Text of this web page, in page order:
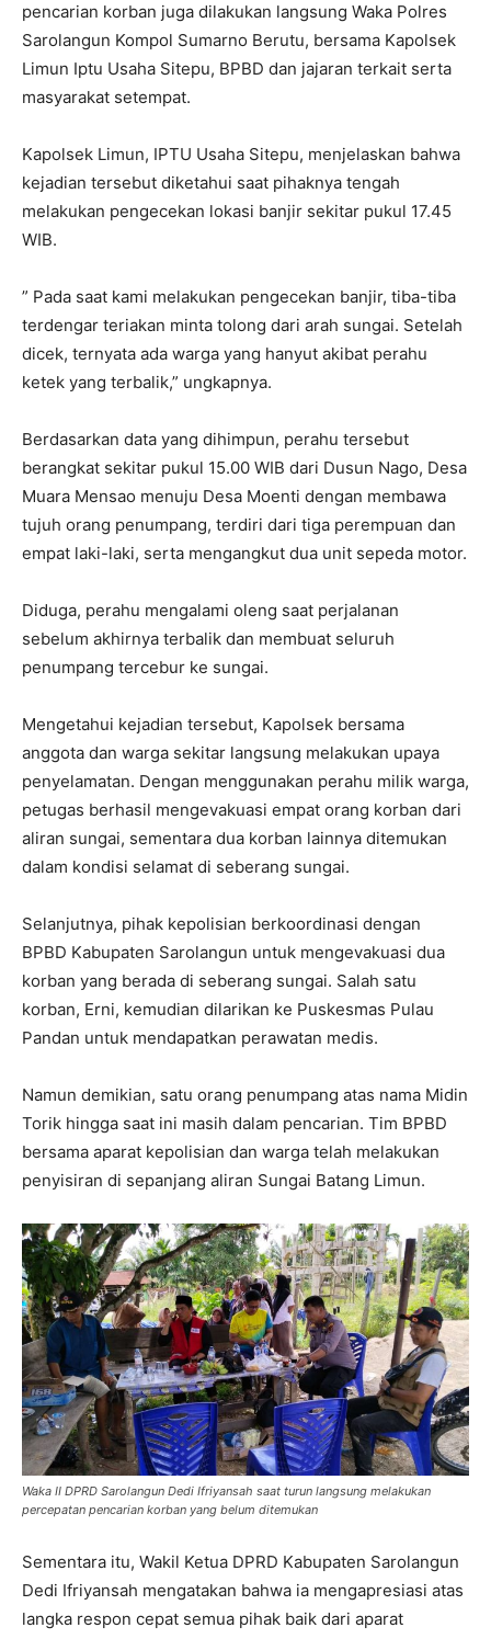
pencarian korban juga dilakukan langsung Waka Polres
Sarolangun Kompol Sumarno Berutu, bersama Kapolsek
Limun Iptu Usaha Sitepu, BPBD dan jajaran terkait serta
masyarakat setempat.
Kapolsek Limun, IPTU Usaha Sitepu, menjelaskan bahwa
kejadian tersebut diketahui saat pihaknya tengah
melakukan pengecekan lokasi banjir sekitar pukul 17.45
WIB.
” Pada saat kami melakukan pengecekan banjir, tiba-tiba
terdengar teriakan minta tolong dari arah sungai. Setelah
dicek, ternyata ada warga yang hanyut akibat perahu
ketek yang terbalik,” ungkapnya.
Berdasarkan data yang dihimpun, perahu tersebut
berangkat sekitar pukul 15.00 WIB dari Dusun Nago, Desa
Muara Mensao menuju Desa Moenti dengan membawa
tujuh orang penumpang, terdiri dari tiga perempuan dan
empat laki-laki, serta mengangkut dua unit sepeda motor.
Diduga, perahu mengalami oleng saat perjalanan
sebelum akhirnya terbalik dan membuat seluruh
penumpang tercebur ke sungai.
Mengetahui kejadian tersebut, Kapolsek bersama
anggota dan warga sekitar langsung melakukan upaya
penyelamatan. Dengan menggunakan perahu milik warga,
petugas berhasil mengevakuasi empat orang korban dari
aliran sungai, sementara dua korban lainnya ditemukan
dalam kondisi selamat di seberang sungai.
Selanjutnya, pihak kepolisian berkoordinasi dengan
BPBD Kabupaten Sarolangun untuk mengevakuasi dua
korban yang berada di seberang sungai. Salah satu
korban, Erni, kemudian dilarikan ke Puskesmas Pulau
Pandan untuk mendapatkan perawatan medis.
Namun demikian, satu orang penumpang atas nama Midin
Torik hingga saat ini masih dalam pencarian. Tim BPBD
bersama aparat kepolisian dan warga telah melakukan
penyisiran di sepanjang aliran Sungai Batang Limun.
Waka II DPRD Sarolangun Dedi Ifriyansah saat turun langsung melakukan
percepatan pencarian korban yang belum ditemukan
Sementara itu, Wakil Ketua DPRD Kabupaten Sarolangun
Dedi Ifriyansah mengatakan bahwa ia mengapresiasi atas
langka respon cepat semua pihak baik dari aparat